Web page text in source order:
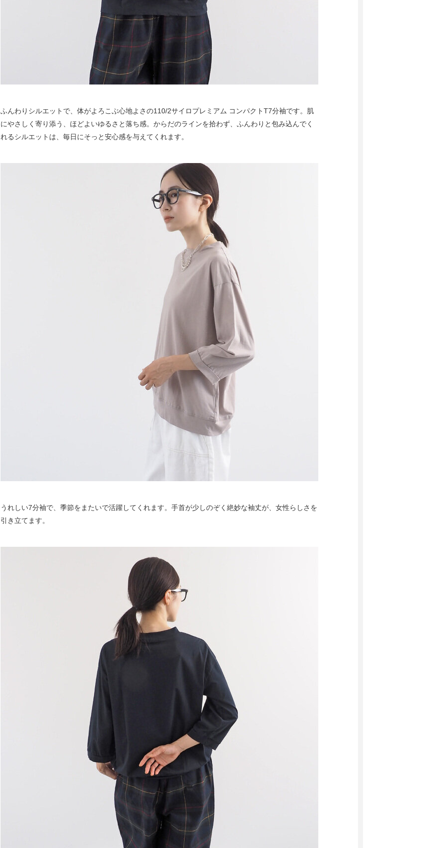
ふんわりシルエットで、体がよろこぶ心地よさの110/2サイロプレミアム コンパクトT7分袖です。肌
にやさしく寄り添う、ほどよいゆるさと落ち感。からだのラインを拾わず、ふんわりと包み込んでく
れるシルエットは、毎日にそっと安心感を与えてくれます。
うれしい7分袖で、季節をまたいで活躍してくれます。手首が少しのぞく絶妙な袖丈が、女性らしさを
引き立てます。